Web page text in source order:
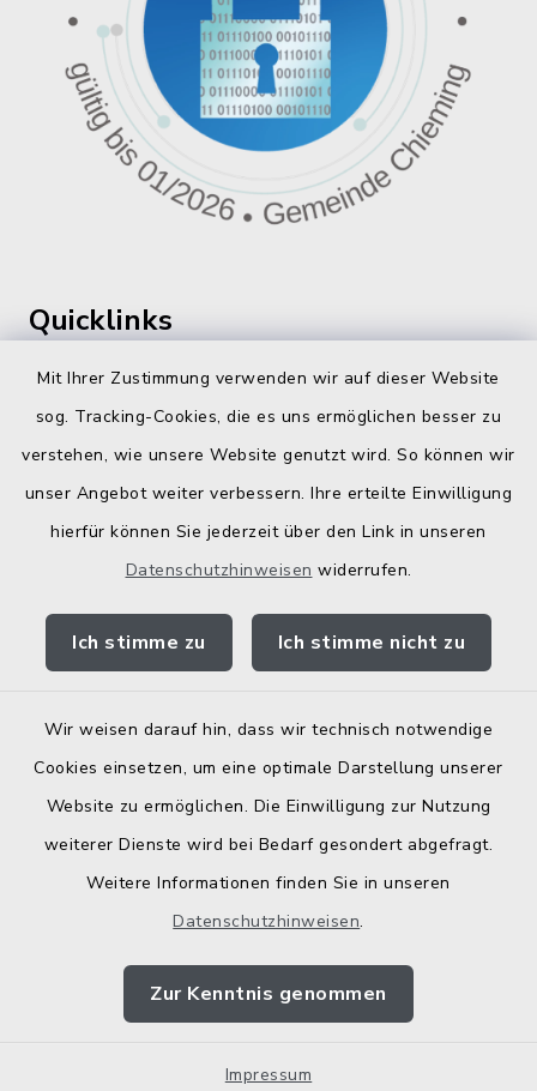
Mit Ihrer Zustimmung verwenden wir auf dieser Website
sog. Tracking-Cookies, die es uns ermöglichen besser zu
verstehen, wie unsere Website genutzt wird. So können wir
unser Angebot weiter verbessern. Ihre erteilte Einwilligung
hierfür können Sie jederzeit über den Link in unseren
Datenschutzhinweisen widerrufen.
Ich stimme zu Ich stimme nicht zu
Wir weisen darauf hin, dass wir technisch notwendige
Cookies einsetzen, um eine optimale Darstellung unserer
Website zu ermöglichen. Die Einwilligung zur Nutzung
weiterer Dienste wird bei Bedarf gesondert abgefragt.
Weitere Informationen finden Sie in unseren
Datenschutzhinweisen.
Zur Kenntnis genommen
Impressum
Quicklinks
360 ° Panorama
Fahrplanauskunft
Landratsamt Traunstein
Kostenlose Energieberatung
Kontakt
Datenschutz
Impressum
Sitemap